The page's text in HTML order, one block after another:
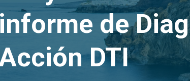
informe de
DTI